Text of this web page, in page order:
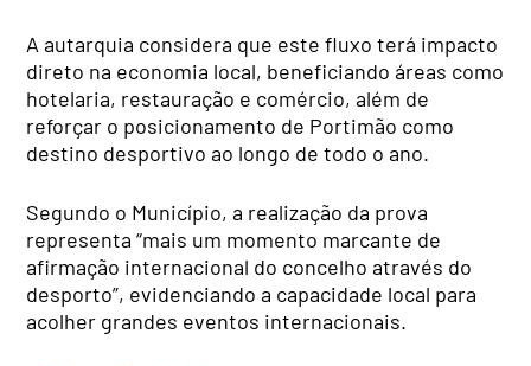
A autarquia considera que este fluxo terá impacto
direto na economia local, beneficiando áreas como
hotelaria, restauração e comércio, além de
reforçar o posicionamento de Portimão como
destino desportivo ao longo de todo o ano.
Segundo o Município, a realização da prova
representa “mais um momento marcante de
afirmação internacional do concelho através do
desporto”, evidenciando a capacidade local para
acolher grandes eventos internacionais.